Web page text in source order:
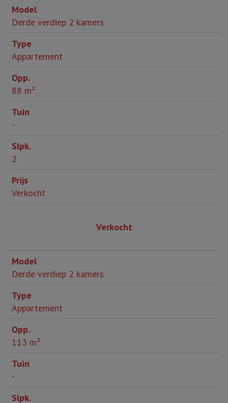
Derde verdiep 2 kamers
Appartement
88 m²
-
2
Verkocht
Verkocht
Derde verdiep 2 kamers
Appartement
113 m²
-